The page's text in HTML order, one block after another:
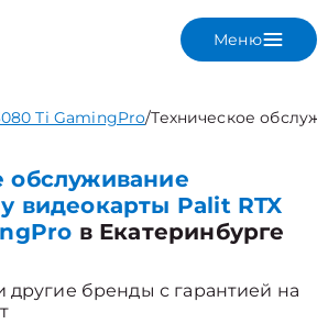
Меню
Ti GamingPro/Техническое
обслуживание
видеокарты Palit RTX
в Екатеринбурге
другие бренды с гарантией на